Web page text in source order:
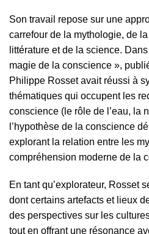
Son travail repose sur une
carrefour de la mythologie, de
littérature et de la science.
magie de la conscience »,
Philippe Rosset avait réussi à
thématiques qui occupent les
conscience (le rôle de l’eau, la
l’hypothèse de la conscience
explorant la relation entre les
compréhension moderne de la
En tant qu’explorateur, Rosset
dont certains artefacts et lieux
des perspectives sur les
tout en offrant une résonance